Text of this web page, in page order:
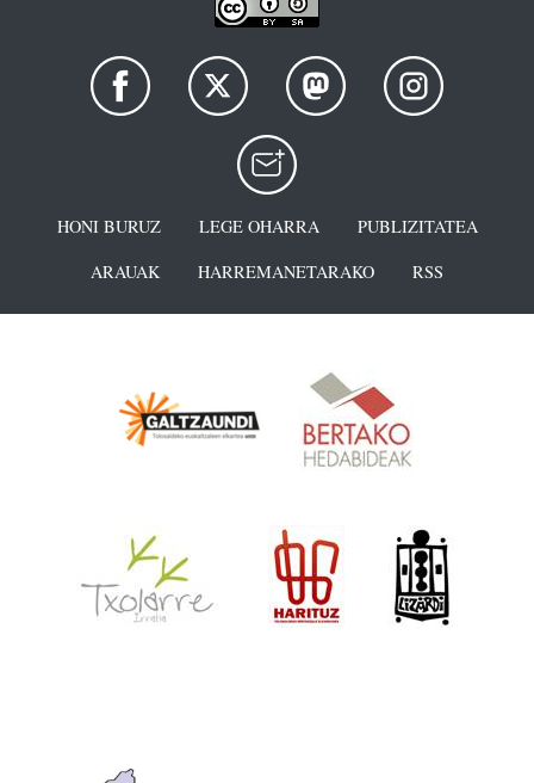
HONI BURUZ LEGE OHARRA
PUBLIZITATEA
ARAUAK
HARREMANETARAKO RSS